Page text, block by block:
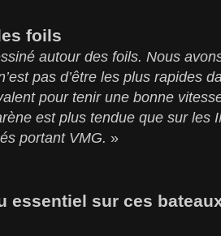
foils
autour des foils. Nous
pas d’être les plus rapides
pour tenir une bonne
est plus tendue que sur les
portant VMG. »
essentiel sur ces